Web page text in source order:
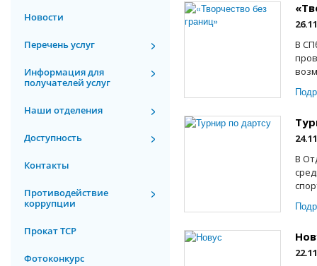
Новости
Перечень услуг
Информация для
получателей услуг
Наши отделения
Доступность
Контакты
Противодействие
коррупции
Прокат ТСР
Фотоконкурс
В
В